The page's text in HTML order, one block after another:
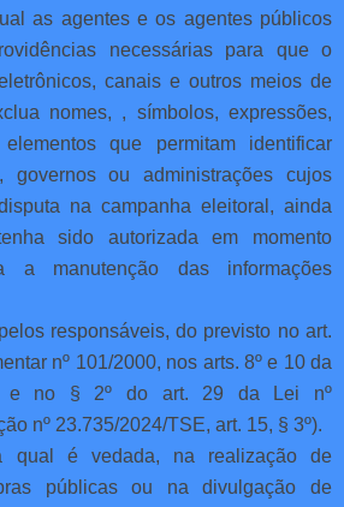
as agentes e os agentes públicos
necessárias para que o
canais e outros meios de
nomes, , símbolos, expressões,
que permitam identificar
governos ou administrações cujos
na campanha eleitoral, ainda
sido autorizada em momento
a manutenção das informações
responsáveis, do previsto no art.
nº 101/2000, nos arts. 8º e 10 da
e no § 2º do art. 29 da Lei nº
nº 23.735/2024/TSE, art. 15, § 3º).
qual é vedada, na realização de
públicas ou na divulgação de